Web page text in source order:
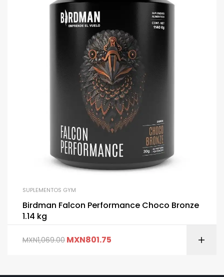
SUPLEMENTOS GYM
Birdman Falcon Performance Choco Bronze
1.14 kg
MXN1,069.00 MXN801.75